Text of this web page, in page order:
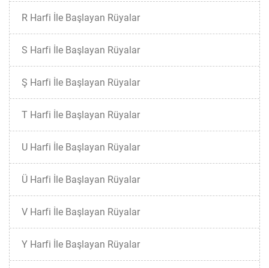
R Harfi İle Başlayan Rüyalar
S Harfi İle Başlayan Rüyalar
Ş Harfi İle Başlayan Rüyalar
T Harfi İle Başlayan Rüyalar
U Harfi İle Başlayan Rüyalar
Ü Harfi İle Başlayan Rüyalar
V Harfi İle Başlayan Rüyalar
Y Harfi İle Başlayan Rüyalar